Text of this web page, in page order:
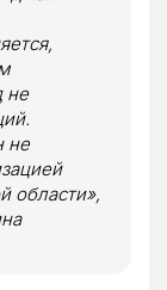
не
не
области»,